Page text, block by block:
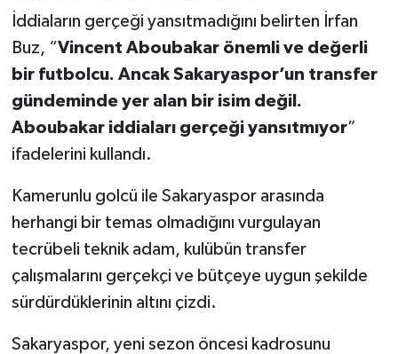
İddiaların gerçeği yansıtmadığını belirten İrfan
Buz, “Vincent Aboubakar önemli ve değerli
bir futbolcu. Ancak Sakaryaspor’un transfer
gündeminde yer alan bir isim değil.
Aboubakar iddiaları gerçeği yansıtmıyor”
ifadelerini kullandı.
Kamerunlu golcü ile Sakaryaspor arasında
herhangi bir temas olmadığını vurgulayan
tecrübeli teknik adam, kulübün transfer
çalışmalarını gerçekçi ve bütçeye uygun şekilde
sürdürdüklerinin altını çizdi.
Sakaryaspor, yeni sezon öncesi kadrosunu